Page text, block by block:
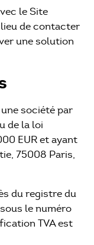
le Site
de contacter
une solution
société par
de la loi
EUR et ayant
75008 Paris,
du registre du
le numéro
TVA est